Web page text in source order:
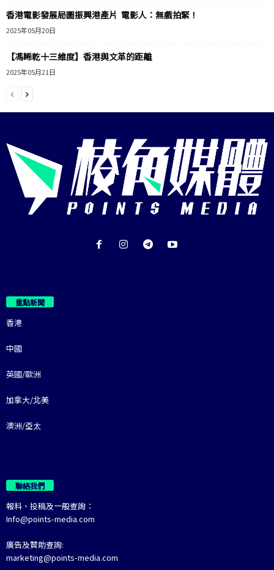
香港電影發展局圖振興港產片 電影人：無戲拍緊！
2025年05月20日
【馮睎乾十三維度】香港與文革的距離
2025年05月21日
重點新聞
香港
中國
英國/歐洲
加拿大/北美
澳洲/亞太
聯絡我們
報料、投稿及一般查詢：
Info@points-media.com
廣告及贊助查詢:
marketing@points-media.com